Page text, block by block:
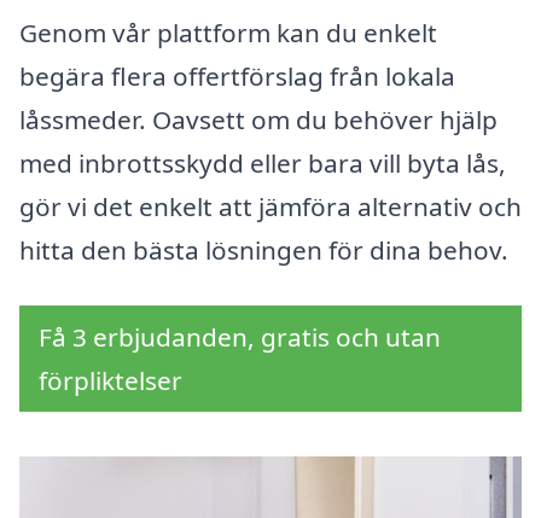
Genom vår plattform kan du enkelt
begära flera offertförslag från lokala
låssmeder. Oavsett om du behöver hjälp
med inbrottsskydd eller bara vill byta lås,
gör vi det enkelt att jämföra alternativ och
hitta den bästa lösningen för dina behov.
Få 3 erbjudanden, gratis och utan
förpliktelser